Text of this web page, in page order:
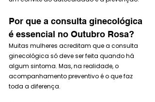
Por que a consulta ginecológica
é essencial no Outubro Rosa?
Muitas mulheres acreditam que a consulta
ginecológica só deve ser feita quando há
algum sintoma. Mas, na realidade, o
acompanhamento preventivo é o que faz
toda a diferença.